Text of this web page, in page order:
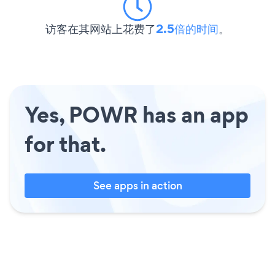
访客在其网站上花费了2.5倍的时间。
Yes, POWR has an app
for that.
See apps in action